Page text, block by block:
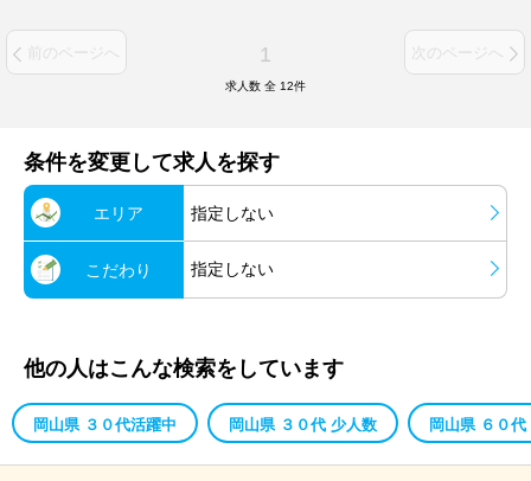
前のページへ 1 次のページへ
求人数 全 12件
条件を変更して求人を探す
エリア 指定しない
こだわり 指定しない
他の人はこんな検索をしています
岡山県 ３０代活躍中 岡山県 ３０代 少人数 岡山県 ６０